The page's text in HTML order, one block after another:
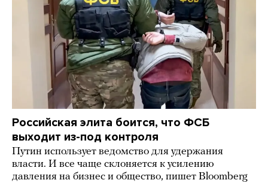
Российская элита боится, что ФСБ
выходит из-под контроля
Путин использует ведомство для удержания
власти. И все чаще склоняется к усилению
давления на бизнес и общество, пишет Bloomberg